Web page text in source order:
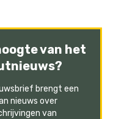
van het
brengt een
nieuws over
van